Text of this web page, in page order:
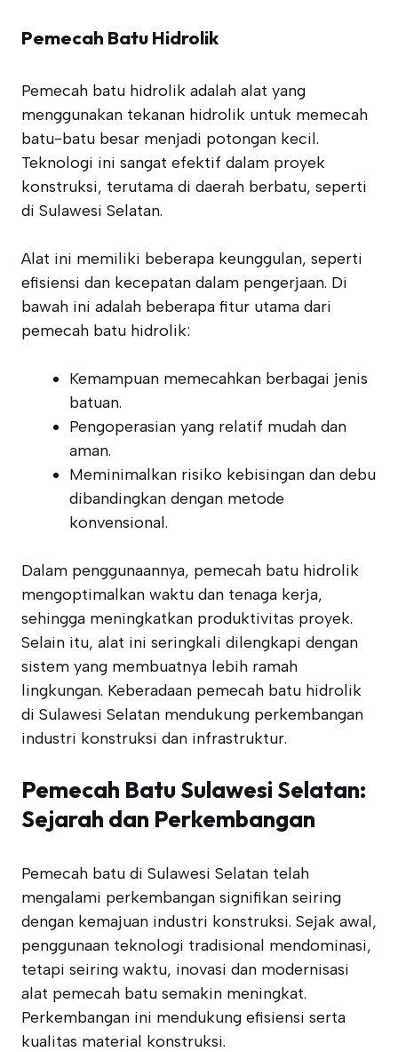
Pemecah Batu Hidrolik
Pemecah batu hidrolik adalah alat yang
menggunakan tekanan hidrolik untuk memecah
batu-batu besar menjadi potongan kecil.
Teknologi ini sangat efektif dalam proyek
konstruksi, terutama di daerah berbatu, seperti
di Sulawesi Selatan.
Alat ini memiliki beberapa keunggulan, seperti
efisiensi dan kecepatan dalam pengerjaan. Di
bawah ini adalah beberapa fitur utama dari
pemecah batu hidrolik:
Kemampuan memecahkan berbagai jenis
batuan.
Pengoperasian yang relatif mudah dan
aman.
Meminimalkan risiko kebisingan dan debu
dibandingkan dengan metode
konvensional.
Dalam penggunaannya, pemecah batu hidrolik
mengoptimalkan waktu dan tenaga kerja,
sehingga meningkatkan produktivitas proyek.
Selain itu, alat ini seringkali dilengkapi dengan
sistem yang membuatnya lebih ramah
lingkungan. Keberadaan pemecah batu hidrolik
di Sulawesi Selatan mendukung perkembangan
industri konstruksi dan infrastruktur.
Pemecah Batu Sulawesi Selatan:
Sejarah dan Perkembangan
Pemecah batu di Sulawesi Selatan telah
mengalami perkembangan signifikan seiring
dengan kemajuan industri konstruksi. Sejak awal,
penggunaan teknologi tradisional mendominasi,
tetapi seiring waktu, inovasi dan modernisasi
alat pemecah batu semakin meningkat.
Perkembangan ini mendukung efisiensi serta
kualitas material konstruksi.